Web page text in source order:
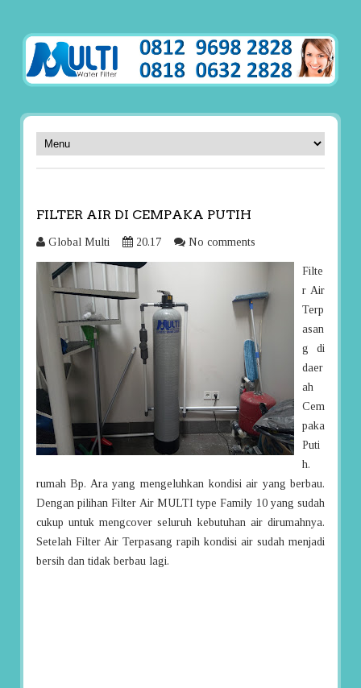
FILTER AIR DI CEMPAKA PUTIH
Global Multi 20.17 No comments
Filte
r Air
Terp
asan
g di
daer
ah
Cem
paka
Puti
h.
rumah Bp. Ara yang mengeluhkan kondisi air yang berbau.
Dengan pilihan Filter Air MULTI type Family 10 yang sudah
cukup untuk mengcover seluruh kebutuhan air dirumahnya.
Setelah Filter Air Terpasang rapih kondisi air sudah menjadi
bersih dan tidak berbau lagi.